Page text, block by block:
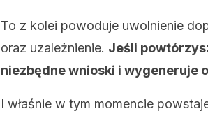
To z kolei powoduje uwolnienie
oraz uzależnienie. Jeśli
niezbędne wnioski i wygeneruje
I właśnie w tym momencie